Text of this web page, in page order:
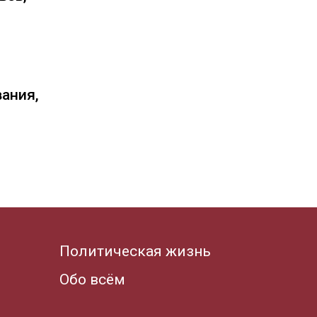
Политическая жизнь
Обо всём